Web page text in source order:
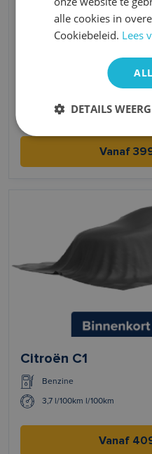
4,8 l/100km l/100km
Vanaf
Citroën C1
Benzine
3,7 l/100km l/100km
Vanaf
alle cookies in
Cookiebeleid. Lees
DETAILS